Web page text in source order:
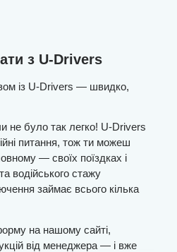
з U-Drivers
із U-Drivers — швидко,
не було так легко! U-Drivers
питання, тож ти можеш
— своїх поїздках і
водійського стажу
займає всього кілька
на нашому сайті,
від менеджера — і вже